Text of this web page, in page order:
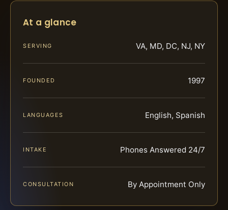
At a glance
SERVING VA, MD, DC, NJ, NY
FOUNDED 1997
LANGUAGES English, Spanish
INTAKE Phones Answered 24/7
CONSULTATION By Appointment Only